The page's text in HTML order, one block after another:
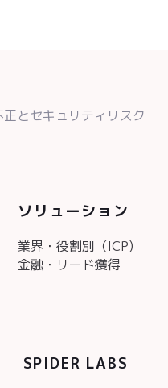
とセキュリティリスク
ソリューション
業界・役割別（ICP)
金融・リード獲得
SPIDER LABS